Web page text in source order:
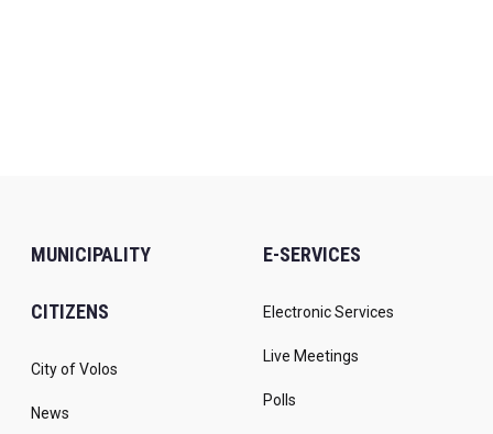
MUNICIPALITY
CITIZENS
City of Volos
News
E-SERVICES
Electronic Services
Live Meetings
Polls